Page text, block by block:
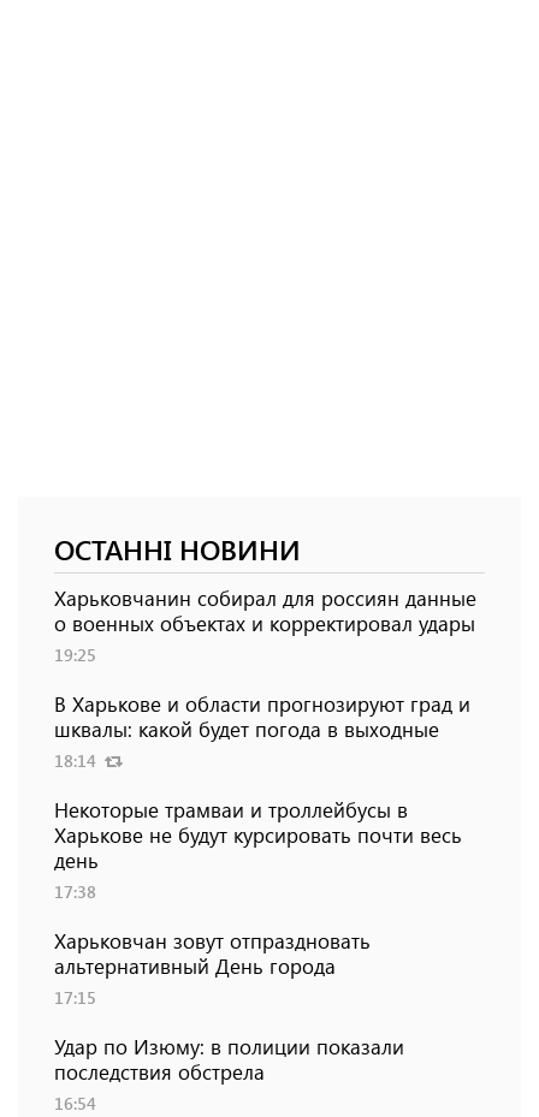
ОСТАННІ НОВИНИ
Харьковчанин собирал для россиян данные
о военных объектах и ​​корректировал удары
19:25
В Харькове и области прогнозируют град и
шквалы: какой будет погода в выходные
18:14
Некоторые трамваи и троллейбусы в
Харькове не будут курсировать почти весь
день
17:38
Харьковчан зовут отпраздновать
альтернативный День города
17:15
Удар по Изюму: в полиции показали
последствия обстрела
16:54